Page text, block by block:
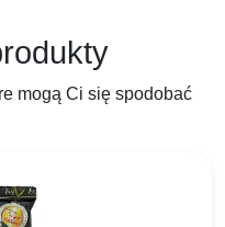
mogą Ci się spodobać